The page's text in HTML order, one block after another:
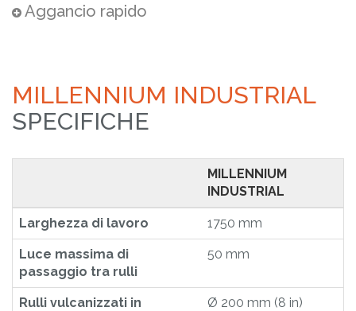
Aggancio rapido
MILLENNIUM INDUSTRIAL
SPECIFICHE
MILLENNIUM
INDUSTRIAL
Larghezza di lavoro 1750 mm
Luce massima di
passaggio tra rulli
50 mm
Rulli vulcanizzati in
Ø 200 mm (8 in)